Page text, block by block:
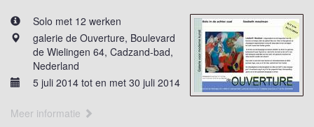
Solo met 12 werken
galerie de Ouverture, Boulevard
de Wielingen 64, Cadzand-bad,
Nederland
5 juli 2014 tot en met 30 juli 2014
Meer informatie